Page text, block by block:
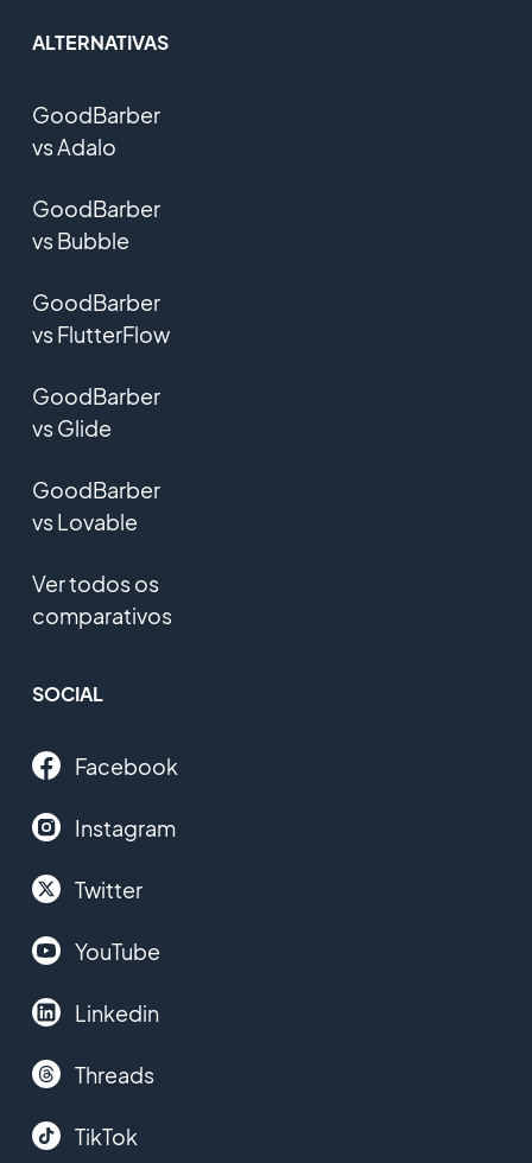
ALTERNATIVAS
GoodBarber
vs Adalo
GoodBarber
vs Bubble
GoodBarber
vs FlutterFlow
GoodBarber
vs Glide
GoodBarber
vs Lovable
Ver todos os
comparativos
SOCIAL
Facebook
Instagram
Twitter
YouTube
Linkedin
Threads
TikTok